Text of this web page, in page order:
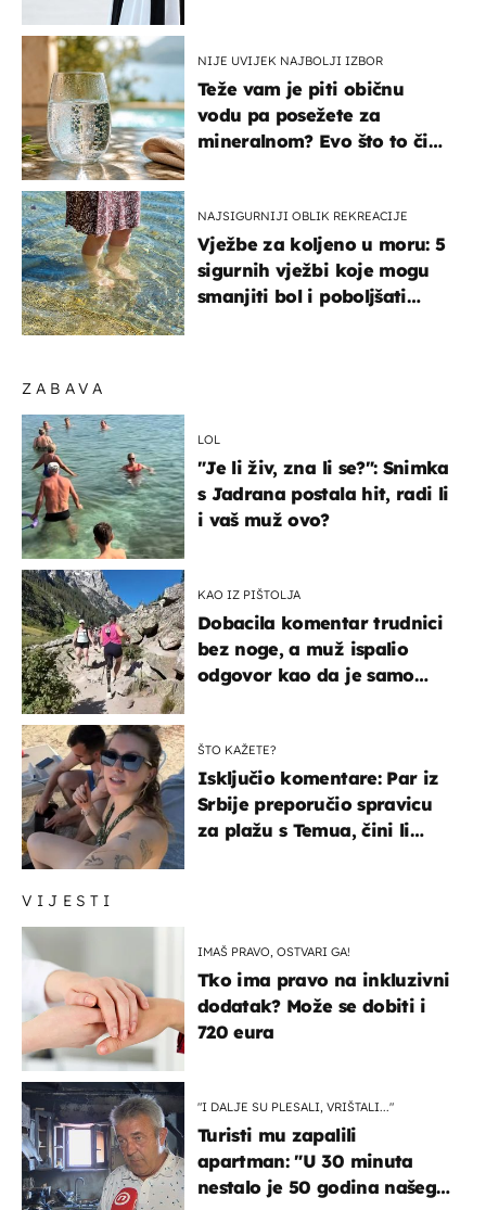
VIJESTI
IMAŠ PRAVO, OSTVARI GA!
Tko ima pravo na inkluzivni
dodatak? Može se dobiti i
720 eura
"I DALJE SU PLESALI, VRIŠTALI..."
Turisti mu zapalili
apartman: "U 30 minuta
nestalo je 50 godina našeg
ZABAVA
LOL
"Je li živ, zna li se?": Snimka
s Jadrana postala hit, radi li
i vaš muž ovo?
KAO IZ PIŠTOLJA
Dobacila komentar trudnici
bez noge, a muž ispalio
odgovor kao da je samo
ŠTO KAŽETE?
Isključio komentare: Par iz
Srbije preporučio spravicu
za plažu s Temua, čini li
NIJE UVIJEK NAJBOLJI IZBOR
Teže vam je piti običnu
vodu pa posežete za
mineralnom? Evo što to čini
NAJSIGURNIJI OBLIK REKREACIJE
Vježbe za koljeno u moru: 5
sigurnih vježbi koje mogu
smanjiti bol i poboljšati